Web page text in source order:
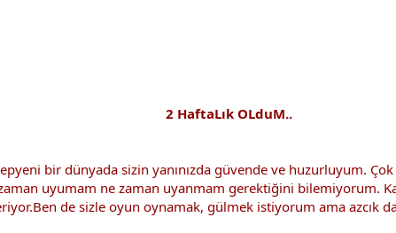
2 HaftaLık OLduM..
bir dünyada sizin yanınızda güvende ve huzurluyum.
uyumam ne zaman uyanmam gerektiğini bilemiyorum.
de sizle oyun oynamak, gülmek istiyorum ama azcık